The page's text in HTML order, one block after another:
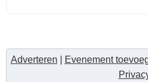
Adverteren Evenement